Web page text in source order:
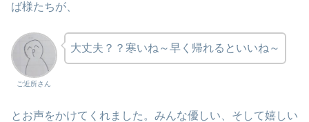
ば様たちが、
ご近所さん
大丈夫？？寒いね～早く帰れるといいね～
とお声をかけてくれました。みんな優しい、そして嬉しい